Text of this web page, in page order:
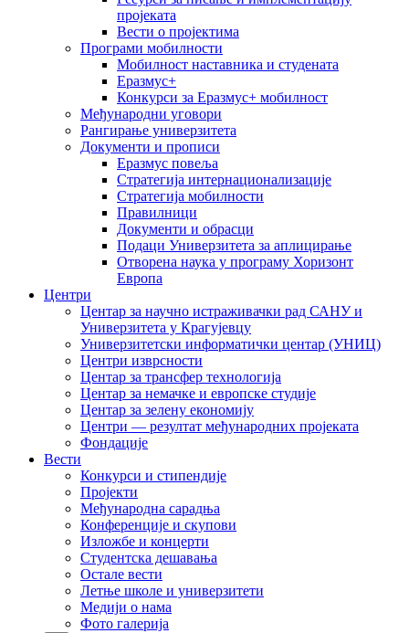
пројеката
Вести о пројектима
Програми мобилности
Мобилност наставника и студената
Еразмус+
Конкурси за Еразмус+ мобилност
Међународни уговори
Рангирање универзитета
Документи и прописи
Еразмус повеља
Стратегија интернационализације
Стратегија мобилности
Правилници
Документи и обрасци
Подаци Универзитета за аплицирање
Отворена наука у програму Хоризонт
Европа
Центри
Центар за научно истраживачки рад САНУ и
Универзитета у Крагујевцу
Универзитетски информатички центар (УНИЦ)
Центри изврсности
Центар за трансфер технологија
Центар за немачке и европске студије
Центар за зелену економију
Центри — резултат међународних пројеката
Фондације
Вести
Конкурси и стипендије
Пројекти
Међународна сарадња
Конференције и скупови
Изложбе и концерти
Студентска дешавања
Остале вести
Летње школе и универзитети
Медији о нама
Фото галерија